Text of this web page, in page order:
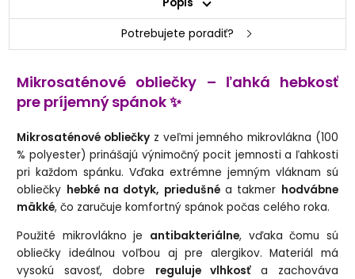
Potrebujete poradiť?
Mikrosaténové obliečky – ľahká hebkosť
pre príjemný spánok ✨
Mikrosaténové obliečkyz veľmi jemného mikrovlákna (100
% polyester) prinášajú výnimočný pocit jemnosti a ľahkosti
pri každom spánku. Vďaka extrémne jemným vláknam sú
obliečky hebké na dotyk, priedušnéa takmer hodvábne
mäkké, čo zaručuje komfortný spánok počas celého roka.
Použité mikrovlákno je antibakteriálne, vďaka čomu sú
obliečky ideálnou voľbou aj pre alergikov. Materiál má
vysokú savosť, dobre reguluje vlhkosťa zachováva